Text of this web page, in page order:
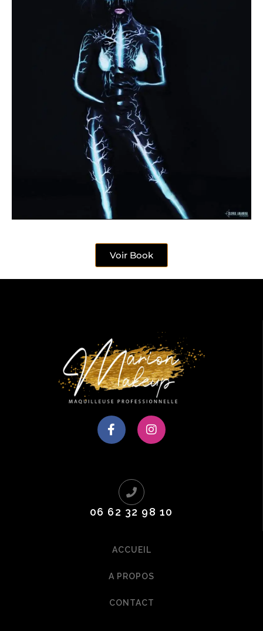
Voir Book
06 62 32 98 10
ACCUEIL
A PROPOS
CONTACT